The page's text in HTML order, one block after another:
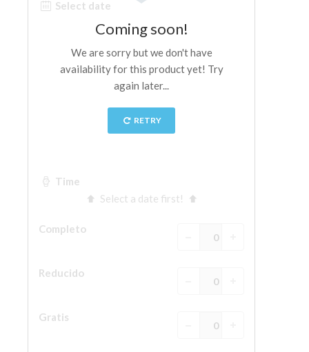
Museo Galileo
Jardín de Boboli
La Torre de Arnolfo